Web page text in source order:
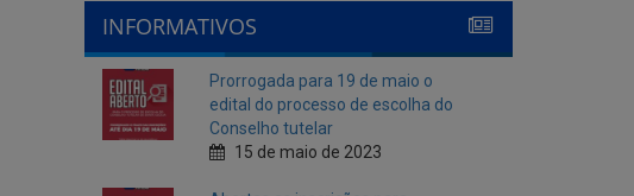
Conselho tutelar
15 de maio de 2023
Abertas as inscrições para
Conselheiro Tutelar em Santa
Cecília